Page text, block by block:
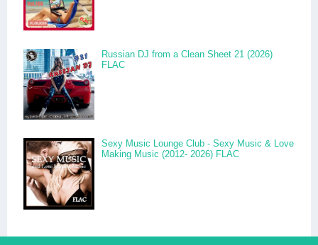
Russian DJ from a Clean Sheet 21 (2026)
FLAC
Sexy Music Lounge Club - Sexy Music & Love
Making Music (2012- 2026) FLAC